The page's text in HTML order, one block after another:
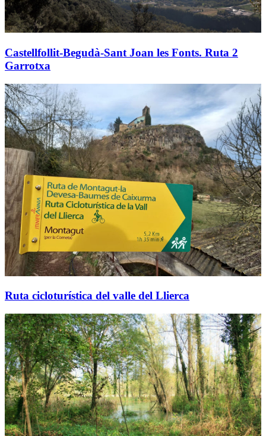
Castellfollit-Begudà-Sant Joan les Fonts. Ruta 2
Garrotxa
Ruta cicloturística del valle del Llierca